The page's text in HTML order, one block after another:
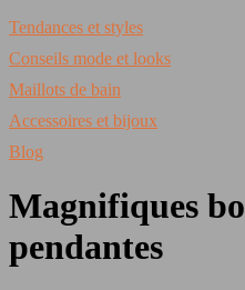
Tendances et styles
Conseils mode et looks
Maillots de bain
Accessoires et bijoux
Blog
Magnifiques
pendantes